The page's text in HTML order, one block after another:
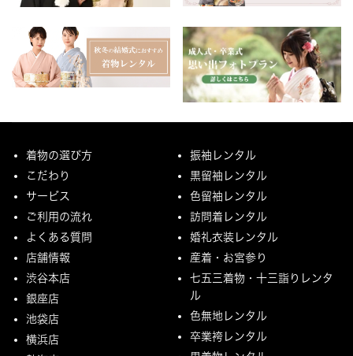
着物の選び方
こだわり
サービス
ご利用の流れ
よくある質問
店舗情報
渋谷本店
銀座店
池袋店
横浜店
振袖レンタル
黒留袖レンタル
色留袖レンタル
訪問着レンタル
婚礼衣装レンタル
産着・お宮参り
七五三着物・十三詣りレンタ
ル
色無地レンタル
卒業袴レンタル